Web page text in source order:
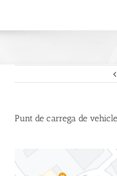
content
Punt de carrega de